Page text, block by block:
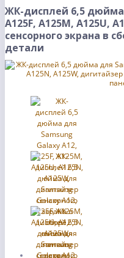
ЖК-дисплей 6,5 дюйма
A125F, A125M, A125U,
сенсорного экрана в
детали